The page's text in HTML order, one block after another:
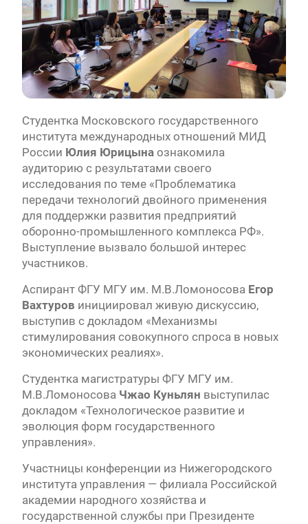
Студентка Московского государственного
института международных отношений МИД
России Юлия Юрицынаознакомила
аудиторию с результатами своего
исследования по теме «Проблематика
передачи технологий двойного применения
для поддержки развития предприятий
оборонно-промышленного комплекса РФ».
Выступление вызвало большой интерес
участников.
Аспирант ФГУ МГУ им. М.В.ЛомоносоваЕгор
Вахтуров инициировал живую дискуссию,
выступив с докладом «Механизмы
стимулирования совокупного спроса в новых
экономических реалиях».
Студентка магистратуры ФГУ МГУ им.
М.В.ЛомоносоваЧжао Куньлян выступилас
докладом «Технологическое развитие и
эволюция форм государственного
управления».
Участницы конференции из Нижегородского
института управления — филиала Российской
академии народного хозяйства и
государственной службы при Президенте